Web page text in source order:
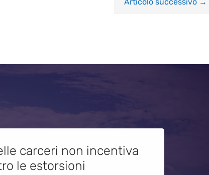
carceri non incentiva
le estorsioni